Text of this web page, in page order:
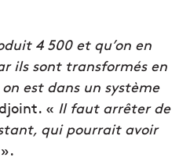
4 500 et qu’on en
ils sont transformés en
est dans un système
« Il faut arrêter de
qui pourrait avoir
».